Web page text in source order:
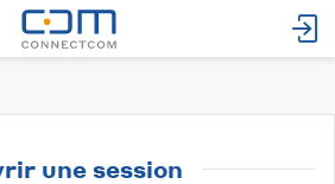
une session